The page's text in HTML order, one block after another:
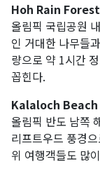
Hoh Rain Forest
올림픽 국립공원
인 거대한 나무들
량으로 약 1시간
꼽힌다.
Kalaloch Beach
올림픽 반도 남쪽
리프트우드 풍경
위 여행객들도 많